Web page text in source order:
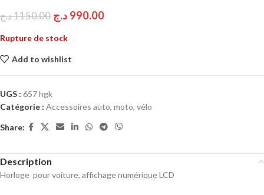
1150.00د.ج 990.00 د.ج
Rupture de stock
Add to wishlist
UGS : 657 hgk
Catégorie : Accessoires auto, moto, vélo
Share:
Description
Horloge pour voiture, affichage numérique LCD